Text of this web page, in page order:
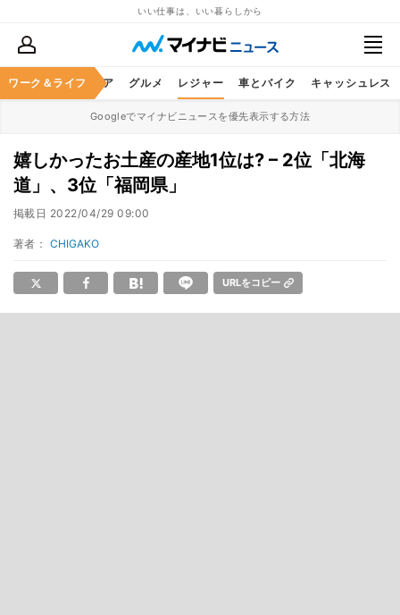
いい仕事は、いい暮らしから
ワーク＆ライフ
暮らし ヘルスケア グルメ レジャー 車とバイク キャッシュレス
Googleでマイナビニュースを優先表示する方法
嬉しかったお土産の産地1位は? – 2位「北海
道」、3位「福岡県」
掲載日 2022/04/29 09:00
著者： CHIGAKO
URLをコピー